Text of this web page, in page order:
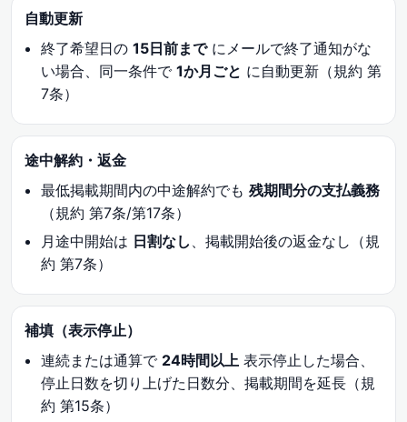
自動更新
終了希望日の 15日前までにメールで終了通知がな
い場合、同一条件で 1か月ごと に自動更新（規約 第
7条）
途中解約・返金
最低掲載期間内の中途解約でも 残期間分の支払義務
（規約 第7条/第17条）
月途中開始は 日割なし 、掲載開始後の返金なし（規
約 第7条）
補填（表示停止）
連続または通算で 24時間以上 表示停止した場合、
停止日数を切り上げた日数分、掲載期間を延長（規
約 第15条）